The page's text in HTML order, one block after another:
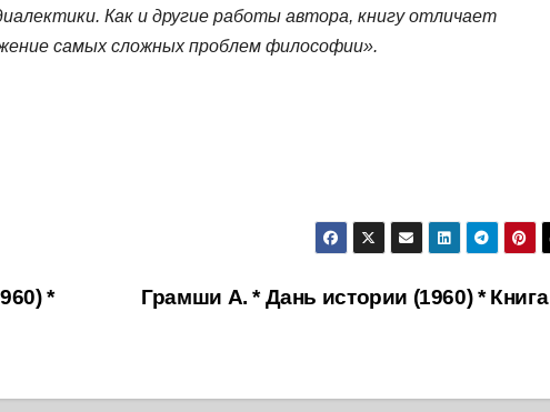
Как и другие работы автора, книгу отличает
самых сложных проблем философии».
Грамши А. * Дань истории (1960) * Книга
*